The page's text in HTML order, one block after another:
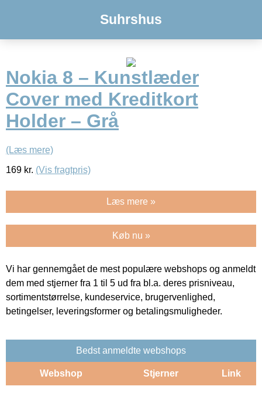
Suhrshus
Nokia 8 – Kunstlæder
Cover med Kreditkort
Holder – Grå
(Læs mere)
169 kr. (Vis fragtpris)
Læs mere »
Køb nu »
Vi har gennemgået de mest populære webshops og anmeldt
dem med stjerner fra 1 til 5 ud fra bl.a. deres prisniveau,
sortimentstørrelse, kundeservice, brugervenlighed,
betingelser, leveringsformer og betalingsmuligheder.
Bedst anmeldte webshops
Webshop Stjerner Link